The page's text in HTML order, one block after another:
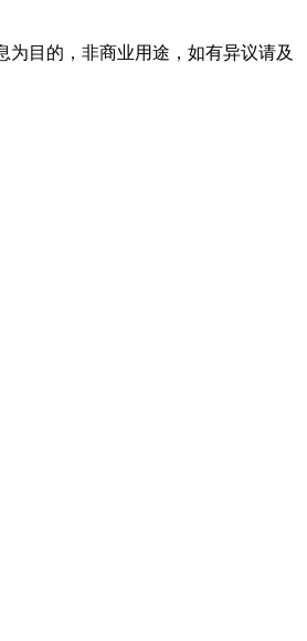
目的，非商业用途，如有异议请及